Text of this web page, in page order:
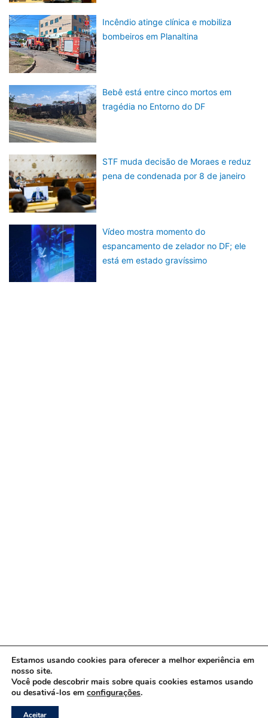
Incêndio atinge clínica e mobiliza
bombeiros em Planaltina
Bebê está entre cinco mortos em
tragédia no Entorno do DF
STF muda decisão de Moraes e reduz
pena de condenada por 8 de janeiro
Vídeo mostra momento do
espancamento de zelador no DF; ele
está em estado gravíssimo
Copyright © 2026 www.ACORDA DF
Estamos usando cookies para oferecer a melhor experiência em
nosso site.
Você pode descobrir mais sobre quais cookies estamos usando
ou desativá-los em configurações.
Aceitar